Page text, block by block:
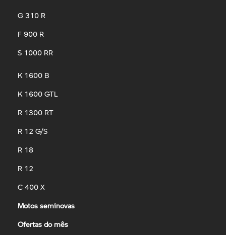
G 310 R
F 900 R
S 1000 RR
K 1600 B
K 1600 GTL
R 1300 RT
R 12 G/S
R 18
R 12
C 400 X
Motos seminovas
Ofertas do mês